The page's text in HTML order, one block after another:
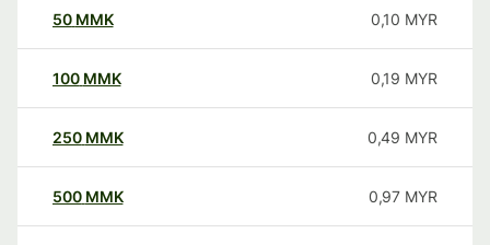
50 MMK 0,10 MYR
100 MMK 0,19 MYR
250 MMK 0,49 MYR
500 MMK 0,97 MYR